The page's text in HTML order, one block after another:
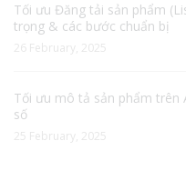
Tối ưu Đăng tải sản phẩm
trọng & các bước chuẩn bị
26 February, 2025
Tối ưu mô tả sản phẩm trên
số
25 February, 2025